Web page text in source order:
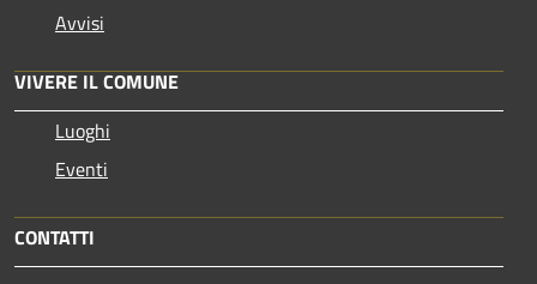
Avvisi
VIVERE IL COMUNE
Luoghi
Eventi
CONTATTI